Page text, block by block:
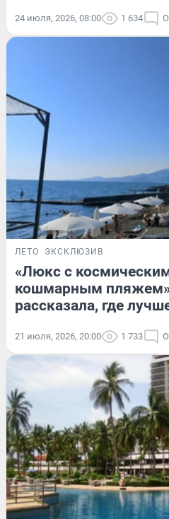
24 июля, 2026, 08:00 1 634
ЛЕТО ЭКСКЛЮЗИВ
«Люкс с
кошмарным
рассказала, где
21 июля, 2026, 20:00 1 733